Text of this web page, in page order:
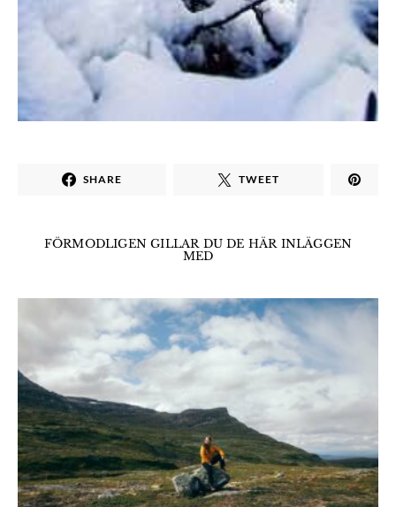
SHARE TWEET
FÖRMODLIGEN GILLAR DU DE HÄR INLÄGGEN
MED